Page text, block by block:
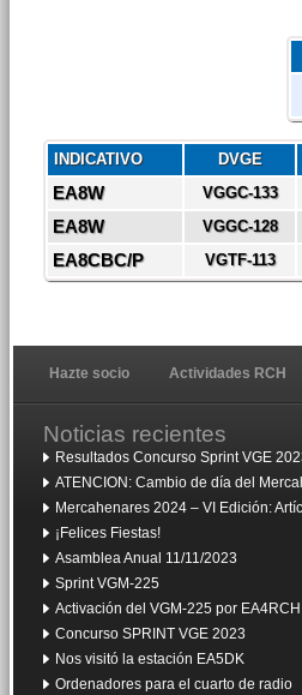
INDICATIVO DVGE
EA8W VGGC-133
EA8W VGGC-128
EA8CBC/P VGTF-113
Hazte socio Actividades RCH
Noticias recientes
Resultados Concurso Sprint VGE
ATENCION: Cambio de día del
Mercahenares 2024 – VI Edición:
¡Felices Fiestas!
Asamblea Anual 11/11/2023
Sprint VGM-225
Activación del VGM-225 por EA4RCH
Concurso SPRINT VGE 2023
Nos visitó la estación EA5DK
Ordenadores para el cuarto de radio